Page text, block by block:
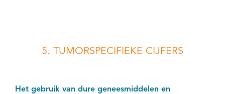
5. TUMORSPECIFIEKE CIJFERS
Het gebruik van dure geneesmiddelen en